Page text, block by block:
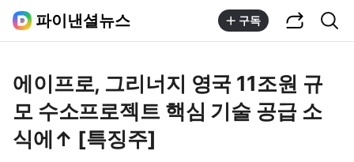
파이낸셜뉴스 구독
에이프로, 그리너지 영국 11조원 규
모 수소프로젝트 핵심 기술 공급 소
식에↑ [특징주]